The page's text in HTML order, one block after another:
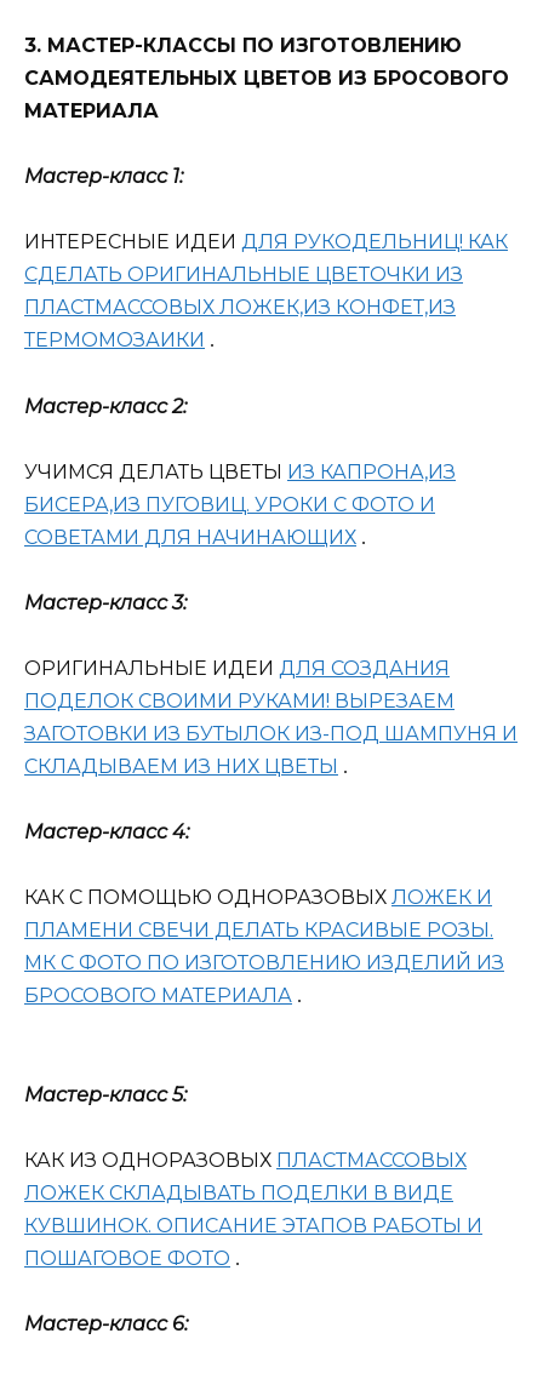
3. МАСТЕР-КЛАССЫ ПО ИЗГОТОВЛЕНИЮ
САМОДЕЯТЕЛЬНЫХ ЦВЕТОВ ИЗ БРОСОВОГО
МАТЕРИАЛА
Мастер-класс 1:
ИНТЕРЕСНЫЕ ИДЕИ ДЛЯ РУКОДЕЛЬНИЦ! КАК
СДЕЛАТЬ ОРИГИНАЛЬНЫЕ ЦВЕТОЧКИ ИЗ
ПЛАСТМАССОВЫХ ЛОЖЕК,ИЗ КОНФЕТ,ИЗ
ТЕРМОМОЗАИКИ .
Мастер-класс 2:
УЧИМСЯ ДЕЛАТЬ ЦВЕТЫ ИЗ КАПРОНА,ИЗ
БИСЕРА,ИЗ ПУГОВИЦ. УРОКИ С ФОТО И
СОВЕТАМИ ДЛЯ НАЧИНАЮЩИХ .
Мастер-класс 3:
ОРИГИНАЛЬНЫЕ ИДЕИ ДЛЯ СОЗДАНИЯ
ПОДЕЛОК СВОИМИ РУКАМИ! ВЫРЕЗАЕМ
ЗАГОТОВКИ ИЗ БУТЫЛОК ИЗ-ПОД ШАМПУНЯ И
СКЛАДЫВАЕМ ИЗ НИХ ЦВЕТЫ .
Мастер-класс 4:
КАК С ПОМОЩЬЮ ОДНОРАЗОВЫХ ЛОЖЕК И
ПЛАМЕНИ СВЕЧИ ДЕЛАТЬ КРАСИВЫЕ РОЗЫ.
МК С ФОТО ПО ИЗГОТОВЛЕНИЮ ИЗДЕЛИЙ ИЗ
БРОСОВОГО МАТЕРИАЛА .
Мастер-класс 5:
КАК ИЗ ОДНОРАЗОВЫХ ПЛАСТМАССОВЫХ
ЛОЖЕК СКЛАДЫВАТЬ ПОДЕЛКИ В ВИДЕ
КУВШИНОК. ОПИСАНИЕ ЭТАПОВ РАБОТЫ И
ПОШАГОВОЕ ФОТО .
Мастер-класс 6: